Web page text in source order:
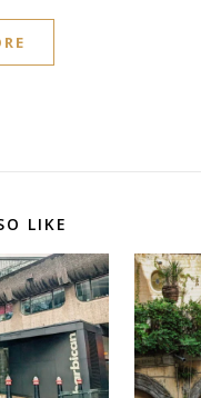
LIKE